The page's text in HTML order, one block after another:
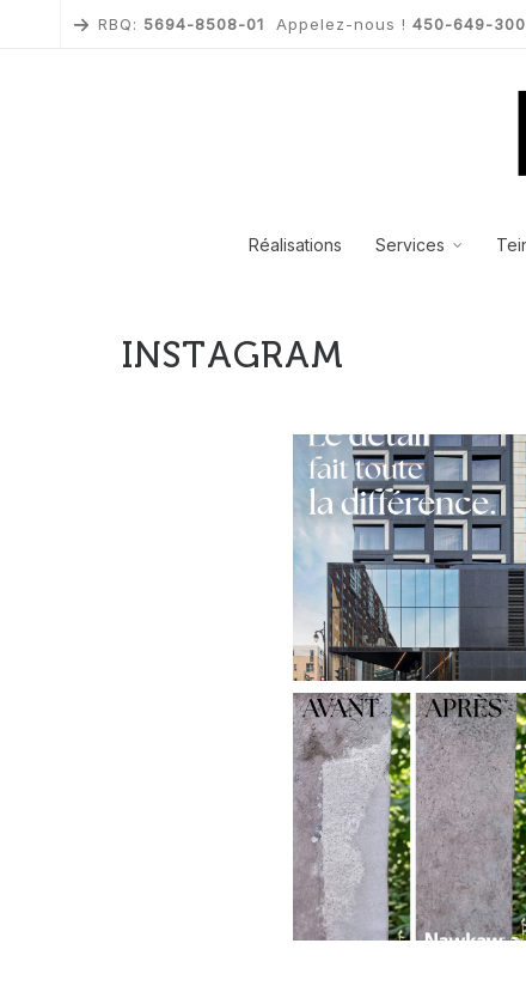
RBQ: 5694-8508-01 Appelez-nous ! 450-649-
Réalisations Services
INSTAGRAM